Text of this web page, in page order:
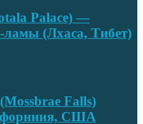
Palace) —
ламы (Лхаса, Тибет)
Falls)
США